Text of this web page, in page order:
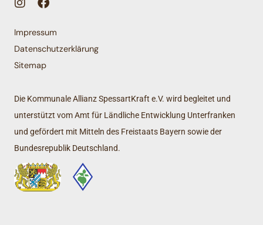
Impressum
Datenschutzerklärung
Sitemap
Die Kommunale Allianz SpessartKraft e.V. wird begleitet und
unterstützt vom Amt für Ländliche Entwicklung Unterfranken
und gefördert mit Mitteln des Freistaats Bayern sowie der
Bundesrepublik Deutschland.